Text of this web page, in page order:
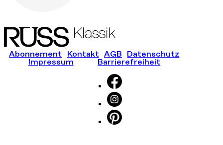
Abonnement Kontakt AGB
Datenschutz
Impressum
Barrierefreiheit